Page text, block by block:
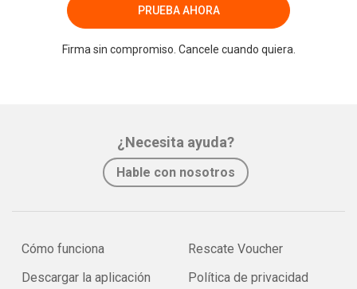
PRUEBA AHORA
Firma sin compromiso. Cancele cuando quiera.
¿Necesita ayuda?
Hable con nosotros
Cómo funciona
Descargar la aplicación
Rescate Voucher
Política de privacidad